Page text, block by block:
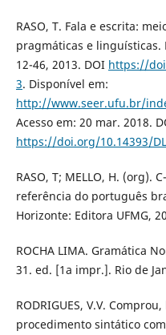
RASO, T. Fala e escrita:
pragmáticas e linguísticas.
12-46, 2013. DOI https://
3. Disponível em:
http://www.seer.ufu.br/
Acesso em: 20 mar. 2018.
https://doi.org/10.14393/
RASO, T; MELLO, H. (org).
referência do português
Horizonte: Editora UFMG,
ROCHA LIMA. Gramática
31. ed. [1a impr.]. Rio de
RODRIGUES, V.V.
procedimento sintático